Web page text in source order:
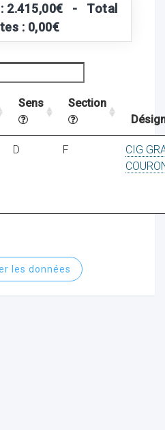
: 2.415,00€ - Total
: 0,00€
Sens
Section
D F
CIG
les données